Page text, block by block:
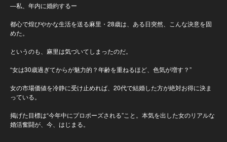
―私、年内に婚約するー
都心で煌びやかな生活を送る麻里・28歳は、ある日突然、こんな決意を固
めた。
というのも、麻里は気づいてしまったのだ。
“女は30歳過ぎてからが魅力的？年齢を重ねるほど、色気が増す？”
女の市場価値を冷静に受け止めれば、20代で結婚した方が絶対お得に決ま
っている。
掲げた目標は“今年中にプロポーズされる”こと。本気を出した女のリアルな
婚活奮闘が、今、はじまる。